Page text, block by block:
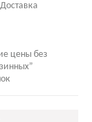
Доставка
цены без